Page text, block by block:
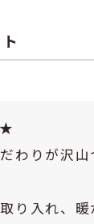
★
わりが沢
り入れ、